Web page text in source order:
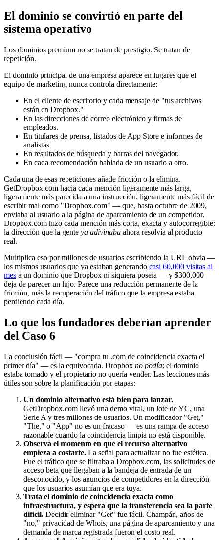
El dominio se convirtió en parte del
sistema operativo
Los dominios premium no se tratan de prestigio. Se tratan de
repetición.
El dominio principal de una empresa aparece en lugares que el
equipo de marketing nunca controla directamente:
En el cliente de escritorio y cada mensaje de "tus archivos
están en Dropbox."
En las direcciones de correo electrónico y firmas de
empleados.
En titulares de prensa, listados de App Store e informes de
analistas.
En resultados de búsqueda y barras del navegador.
En cada recomendación hablada de un usuario a otro.
Cada una de esas repeticiones añade fricción o la elimina.
GetDropbox.com hacía cada mención ligeramente más larga,
ligeramente más parecida a una instrucción, ligeramente más fácil de
escribir mal como "Dropbox.com" — que, hasta octubre de 2009,
enviaba al usuario a la página de aparcamiento de un competidor.
Dropbox.com hizo cada mención más corta, exacta y autocorregible:
la dirección que la gente ya adivinaba ahora resolvía al producto
real.
Multiplica eso por millones de usuarios escribiendo la URL obvia —
los mismos usuarios que ya estaban generando casi 60,000 visitas al
mes a un dominio que Dropbox ni siquiera poseía — y $300,000
deja de parecer un lujo. Parece una reducción permanente de la
fricción, más la recuperación del tráfico que la empresa estaba
perdiendo cada día.
Lo que los fundadores deberían aprender
del Caso 6
La conclusión fácil — "compra tu .com de coincidencia exacta el
primer día" — es la equivocada. Dropbox no podía; el dominio
estaba tomado y el propietario no quería vender. Las lecciones más
útiles son sobre la planificación por etapas:
Un dominio alternativo está bien para lanzar.
GetDropbox.com llevó una demo viral, un lote de YC, una
Serie A y tres millones de usuarios. Un modificador "Get,"
"The," o "App" no es un fracaso — es una rampa de acceso
razonable cuando la coincidencia limpia no está disponible.
Observa el momento en que el recurso alternativo
empieza a costarte. La señal para actualizar no fue estética.
Fue el tráfico que se filtraba a Dropbox.com, las solicitudes de
acceso beta que llegaban a la bandeja de entrada de un
desconocido, y los anuncios de competidores en la dirección
que los usuarios asumían que era tuya.
Trata el dominio de coincidencia exacta como
infraestructura, y espera que la transferencia sea la parte
difícil. Decidir eliminar "Get" fue fácil. Champán, años de
"no," privacidad de Whois, una página de aparcamiento y una
demanda de marca registrada fueron el costo real.